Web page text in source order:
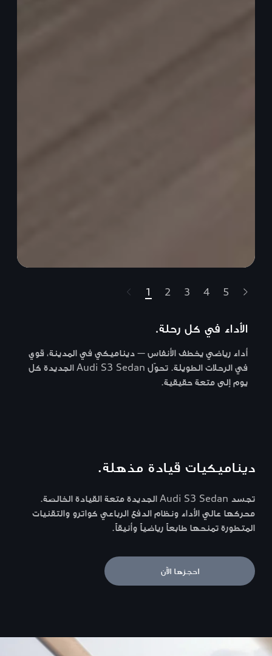
1 2 3 4 5
الأداء في كل رحلة.
أداء رياضي يخطف الأنفاس — ديناميكي في المدينة، قوي
في الرحلات الطويلة. تحوّل Audi S3 Sedan الجديدة كل
يوم إلى متعة حقيقية.
ديناميكيات قيادة مذهلة.
تجسد Audi S3 Sedan الجديدة متعة القيادة الخالصة.
محركها عالي الأداء ونظام الدفع الرباعي كواترو والتقنيات
المتطورة تمنحها طابعاً رياضياً وأنيقاً.
احجزها الآن